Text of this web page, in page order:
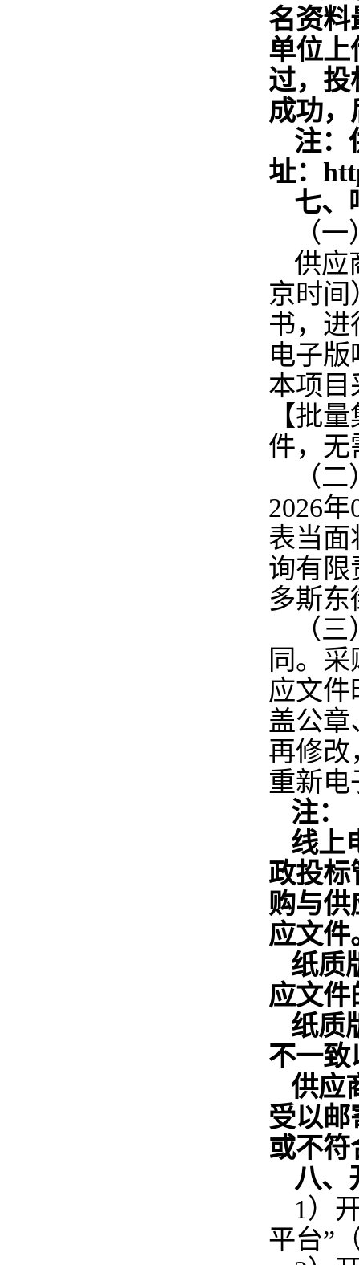
名资料
单位上
过，投
成功，
注：
址：
七、
（
供应
京时间
书，进
电子
本项目
【批
件，无
（
2026
表当面
询有限
多斯东
（
同。
应文件
盖公章
再修改
重新电
注：
线上
政投标
购与供
应文件
纸质
应文件
纸质
不一致
供应
受以邮
或不符
八、
1 ）
平台”